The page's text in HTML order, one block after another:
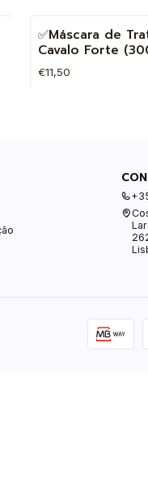
✅Máscara de
Cavalo Forte
€11,50